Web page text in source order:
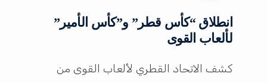
انطلاق “كأس قطر” و”كأس الأمير”
لألعاب القوى
كشف الاتحاد القطري لألعاب القوى من